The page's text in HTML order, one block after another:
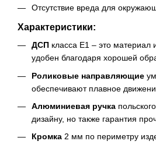
Отсутствие вреда для
Характеристики:
ДСП класса Е1 – это материал
удобен благодаря хорошей
Роликовые направляющие
обеспечивают плавное
Алюминиевая ручка
дизайну, но также гарантия
Кромка 2 мм по периметру